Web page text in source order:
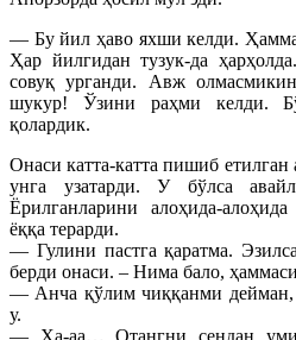
— Бу йил ҳаво яхши келди.
Ҳар йилгидан тузук-да
совуқ урганди. Авж
шукур! Ўзини раҳми келди.
қолардик.
Онаси катта-катта пишиб етилган
унга узатарди. У бўлса
Ёрилганларини алоҳида-
ёққа терарди.
— Гулини пастга қаратма.
берди онаси. – Нима бало,
— Анча қўлим чиққанми
у.
— Ҳа-аа… Отангни сендан